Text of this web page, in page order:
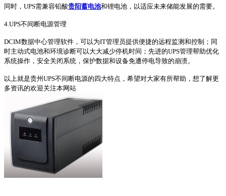
同时，UPS需兼容铅酸贵阳蓄电池和锂电池，以适应未来储能发展的需要。
4.UPS不间断电源管理
DCIM数据中心管理软件，可以为IT管理员提供便捷的远程监测和控制；同
时主动式电池和环境诊断可以大大减少停机时间；先进的UPS管理帮助优化
系统操作，安全关闭系统，保护数据和设备免遭停电导致的崩溃。
以上就是贵州UPS不间断电源的四大特点，希望对大家有所帮助，想了解更
多资讯的欢迎关注本网站